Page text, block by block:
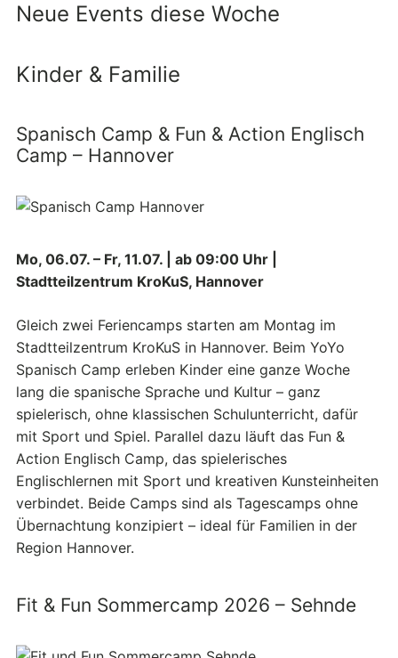
Neue Events diese Woche
Kinder & Familie
Spanisch Camp & Fun & Action Englisch
Camp – Hannover
Mo, 06.07. – Fr, 11.07. | ab 09:00 Uhr |
Stadtteilzentrum KroKuS, Hannover
Gleich zwei Feriencamps starten am Montag im
Stadtteilzentrum KroKuS in Hannover. Beim YoYo
Spanisch Camp erleben Kinder eine ganze Woche
lang die spanische Sprache und Kultur – ganz
spielerisch, ohne klassischen Schulunterricht, dafür
mit Sport und Spiel. Parallel dazu läuft das Fun &
Action Englisch Camp, das spielerisches
Englischlernen mit Sport und kreativen Kunsteinheiten
verbindet. Beide Camps sind als Tagescamps ohne
Übernachtung konzipiert – ideal für Familien in der
Region Hannover.
Fit & Fun Sommercamp 2026 – Sehnde